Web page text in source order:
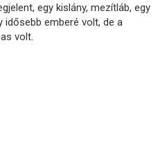
egy kislány, mezítláb, egy
idősebb emberé volt, de a
volt.